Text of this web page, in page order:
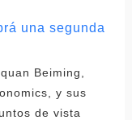
una segunda
Beiming,
y sus
de vista